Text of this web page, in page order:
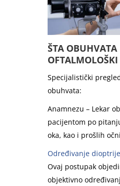
ŠTA OBUHVATA
OFTALMOLOŠKI
Specijalistički
obuhvata:
Anamnezu – Lekar
pacijentom po
oka, kao i prošlih
Određivanje dioptrije
Ovaj postupak
objektivno